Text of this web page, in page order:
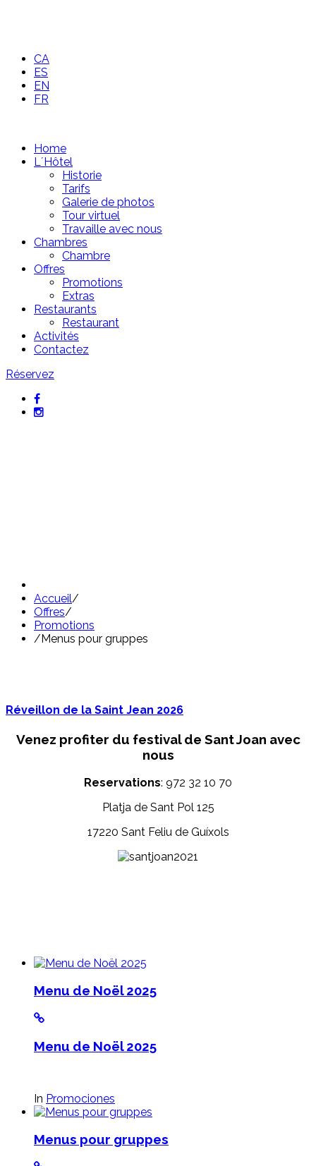
CA
ES
EN
FR
Home
L´Hôtel
Historie
Tarifs
Galerie de photos
Tour virtuel
Travaille avec nous
Chambres
Chambre
Offres
Promotions
Extras
Restaurants
Restaurant
Activités
Contactez
Réservez
Accueil/
Offres/
Promotions
/ Menus pour gruppes
Réveillon de la Saint Jean 2026
Venez profiter du festival de Sant Joan avec
nous
Reservations: 972 32 10 70
Platja de Sant Pol 125
17220 Sant Feliu de Guíxols
Menu de Noël 2025
Menu de Noël 2025
In Promociones
Menus pour gruppes